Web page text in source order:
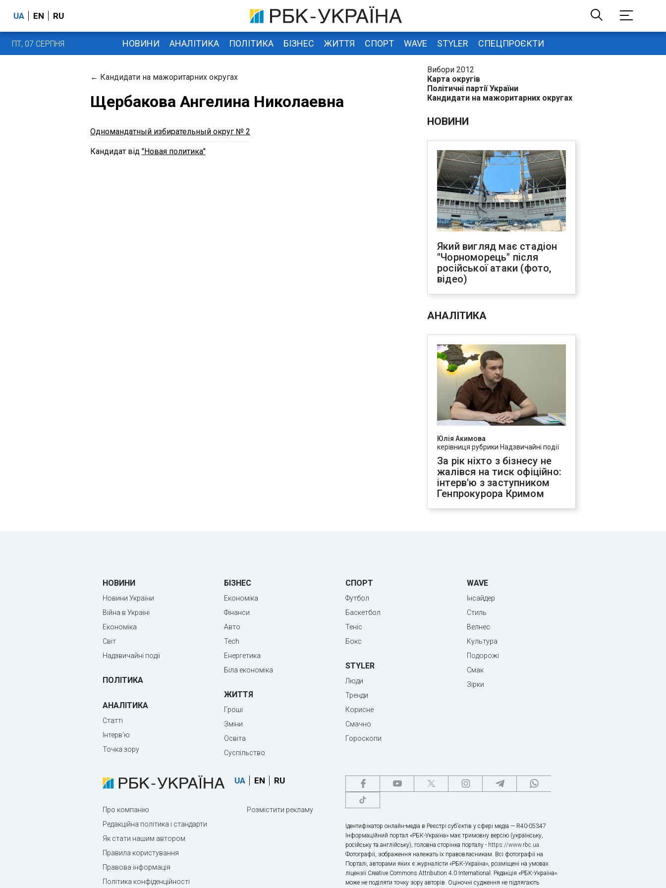
UA EN RU
ПТ, 07 СЕРПНЯ НОВИНИ АНАЛІТИКА ПОЛІТИКА БІЗНЕС ЖИТТЯ СПОРТ WAVE STYLER СПЕЦПРОЄКТИ
← Кандидати на мажоритарних округах
Щербакова Ангелина Николаевна
Одномандатный избирательный округ № 2
Кандидат від "Новая политика"
Вибори 2012
Карта округів
Політичні партії України
Кандидати на мажоритарних округах
НОВИНИ
Який вигляд має стадіон
"Чорноморець" після
російської атаки (фото,
відео)
АНАЛІТИКА
Юлія Акимова
керівниця рубрики Надзвичайні події
За рік ніхто з бізнесу не
жалівся на тиск офіційно:
інтерв'ю з заступником
Генпрокурора Кримом
НОВИНИ
Новини України
Війна в Україні
Економіка
Світ
Надзвичайні події
ПОЛІТИКА
АНАЛІТИКА
Статті
Інтерв'ю
Точка зору
БІЗНЕС
Економіка
Фінанси
Авто
Tech
Енергетика
Біла економіка
ЖИТТЯ
Гроші
Зміни
Освіта
Суспільство
СПОРТ
Футбол
Баскетбол
Теніс
Бокс
STYLER
Люди
Тренди
Корисне
Смачно
Гороскопи
WAVE
Інсайдер
Стиль
Велнес
Культура
Подорожі
Смак
Зірки
UA EN RU
Про компанію
Редакційна політика і стандарти
Як стати нашим автором
Правила користування
Правова інформація
Політика конфіденційності
Розмістити рекламу
Ідентифікатор онлайн-медіа в Реєстрі суб’єктів у сфері медіа — R40-05347
Інформаційний портал «РБК-Україна» має тримовну версію (українську,
російську та англійську), головна сторінка порталу - https://www.rbc.ua.
Фотографії, зображення належать їх правовласникам. Всі фотографії на
Порталі, авторами яких є журналісти «РБК-Україна», розміщені на умовах
ліцензії Creative Commons Attribution 4.0 International. Редакція «РБК-Україна»
може не поділяти точку зору авторів. Оціночні судження не підлягають